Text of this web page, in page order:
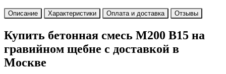
Описание Характеристики Оплата и доставка Отзывы
Купить бетонная смесь М200 В15 на
гравийном щебне с доставкой в
Москве